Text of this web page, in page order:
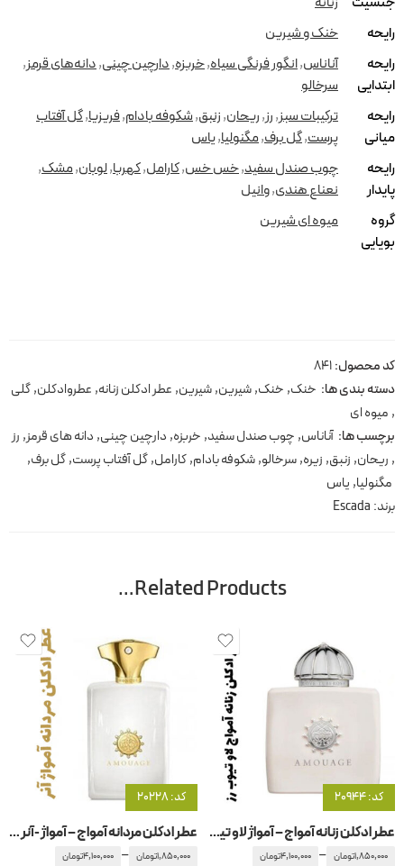
رایحه
خنک و شیرین
رایحه
ابتدایی
آناناس,انگور فرنگی سیاه,خربزه,دارچین چینی,دانه‌های قرمز,
سرخالو
رایحه
میانی
ترکیبات سبز,رز,ریحان,زنبق,شکوفه بادام,فریزیا,گل آفتاب
پرست,گل برف,مگنولیا,یاس
رایحه
پایدار
چوب صندل سفید,خس خس,کارامل,کهربا,لوبان,مشک,
نعناع هندی,وانیل
گروه
بویایی
میوه ای شیرین
کد محصول:841
دسته بندی ها: خنک, خنک,شیرین,شیرین, عطر ادکلن زنانه, عطروادکلن,گلی
, میوه ای
برچسب ها: آناناس, چوب صندل سفید, خربزه, دارچین چینی, دانه های قرمز, رز
, ریحان, زنبق, زیره,سرخالو,شکوفه بادام,کارامل,گل آفتاب پرست,گل برف,
مگنولیا, یاس
برند: Escada
Related Products…
کد: 20944
عطر ادکلن زنانه آمواج – آمواژ لاو تیوب رز
1,850,000تومان –
4,100,000تومان
کد: 20228
عطر ادکلن مردانه آمواج – آمواژ -آنر – هانر
1,850,000تومان –
4,100,000تومان